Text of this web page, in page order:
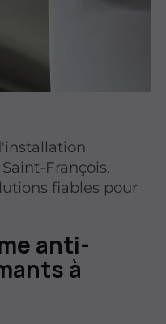
François.
fiables pour
anti-
à